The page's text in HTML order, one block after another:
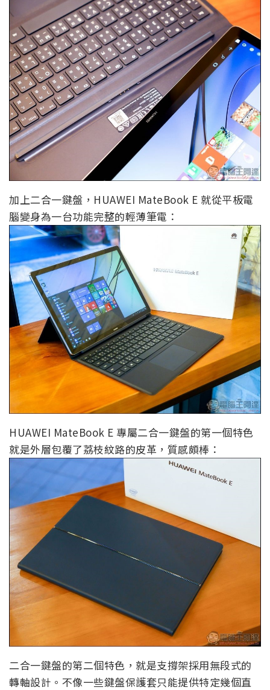
加上二合一鍵盤，HUAWEI MateBook E 就從平板電
腦變身為一台功能完整的輕薄筆電：
HUAWEI MateBook E 專屬二合一鍵盤的第一個特色
就是外層包覆了荔枝紋路的皮革，質感頗棒：
二合一鍵盤的第二個特色，就是支撐架採用無段式的
轉軸設計。不像一些鍵盤保護套只能提供特定幾個直